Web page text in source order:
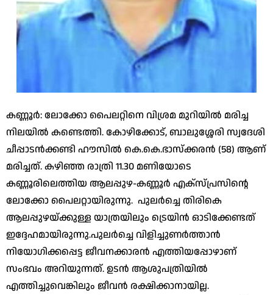
കണ്ണൂർ: ലോക്കോ പൈലറ്റിനെ വിശ്രമ മുറിയില്‍ മരിച്ച
നിലയില്‍ കണ്ടെത്തി. കോഴിക്കോട്‌, ബാലുശ്ശേരി സ്വദേശി
ചീപ്പാടന്‍ക്കണ്ടി ഹൗസില്‍ കെ.കെ.ഭാസ്‌ക്കരന്‍ (58) ആണ്‌
മരിച്ചത്‌. കഴിഞ്ഞ രാത്രി 11.30 മണിയോടെ
കണ്ണൂരിലെത്തിയ ആലപ്പുഴ-കണ്ണൂര്‍ എക്‌സ്‌പ്രസിന്റെ
ലോക്കോ പൈലറ്റായിരുന്നു. പുലര്‍ച്ചെ തിരികെ
ആലപ്പുഴയ്‌ക്കുള്ള യാത്രയിലും ട്രെയിന്‍ ഓടിക്കേണ്ടത്‌
ഇദ്ദേഹമായിരുന്നു.പുലര്‍ച്ചെ വിളിച്ചുണര്‍ത്താന്‍
നിയോഗിക്കപ്പെട്ട ജീവനക്കാരന്‍ എത്തിയപ്പോഴാണ്‌
സംഭവം അറിയുന്നത്‌. ഉടന്‍ ആശുപത്രിയില്‍
എത്തിച്ചുവെങ്കിലും ജീവന്‍ രക്ഷിക്കാനായില്ല.